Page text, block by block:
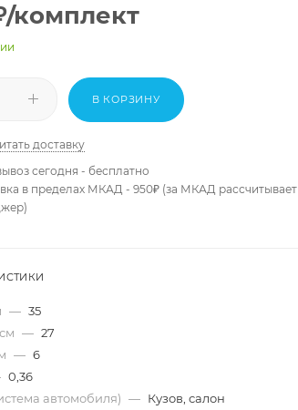
/комплект
В КОРЗИНУ
доставку
сегодня - бесплатно
в пределах МКАД - 950₽ (за МКАД рассчитывает
— 35
— 27
— 6
0,36
автомобиля) — Кузов, салон